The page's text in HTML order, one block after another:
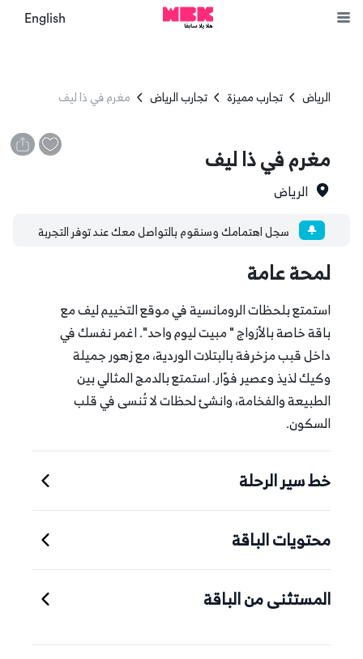
English
الرياض تجارب مميزة تجارب الرياض مغرم في ذا ليف
مغرم في ذا ليف
الرياض
سجل اهتمامك وسنقوم بالتواصل معك عند توفر التجربة
لمحة عامة
استمتع بلحظات الرومانسية في موقع التخييم ليف مع
باقة خاصة بالأزواج " مبيت ليوم واحد". اغمر نفسك في
داخل قبب مزخرفة بالبتلات الوردية، مع زهور جميلة
وكيك لذيذ وعصير فوّار. استمتع بالدمج المثالي بين
الطبيعة والفخامة، وانشئ لحظات لا تُنسى في قلب
السكون.
خط سير الرحلة
محتويات الباقة
المستثنى من الباقة